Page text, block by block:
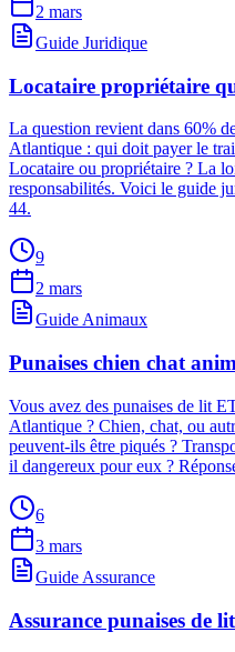
2 mars
Guide Juridique
Locataire propriétaire
La question revient dans 60%
Atlantique : qui doit payer le
Locataire ou propriétaire ? La
responsabilités. Voici le guide
44.
9
2 mars
Guide Animaux
Punaises chien chat
Vous avez des punaises de lit
Atlantique ? Chien, chat, ou
peuvent-ils être piqués ?
il dangereux pour eux ?
6
3 mars
Guide Assurance
Assurance punaises de